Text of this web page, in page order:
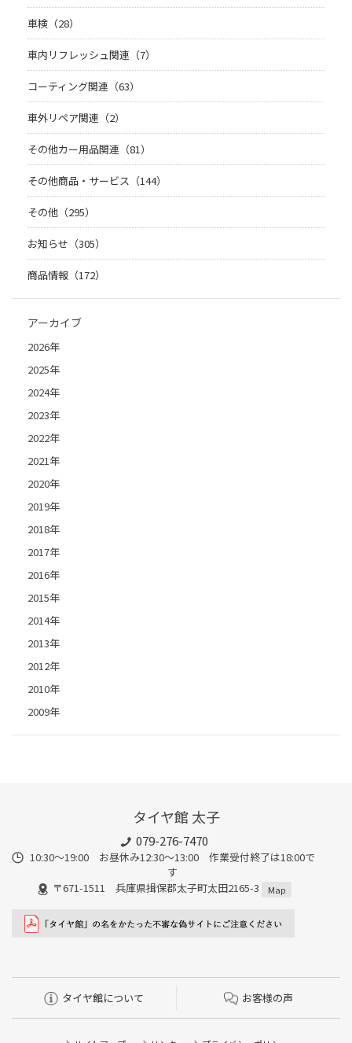
車検（28）
車内リフレッシュ関連（7）
コーティング関連（63）
車外リペア関連（2）
その他カー用品関連（81）
その他商品・サービス（144）
その他（295）
お知らせ（305）
商品情報（172）
アーカイブ
2026年
2025年
2024年
2023年
2022年
2021年
2020年
2019年
2018年
2017年
2016年
2015年
2014年
2013年
2012年
2010年
2009年
タイヤ館 太子
079-276-7470
10:30～19:00 お昼休み12:30～13:00 作業受付終了は18:00で
す
〒671-1511 兵庫県揖保郡太子町太田2165-3
Map
タイヤ館について お客様の声